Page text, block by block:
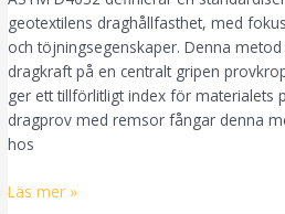
geotextilens draghållfasthet, med
och töjningsegenskaper. Denna
dragkraft på en centralt gripen
ger ett tillförlitligt index för materialets
dragprov med remsor fångar denna
hos
Läs mer »